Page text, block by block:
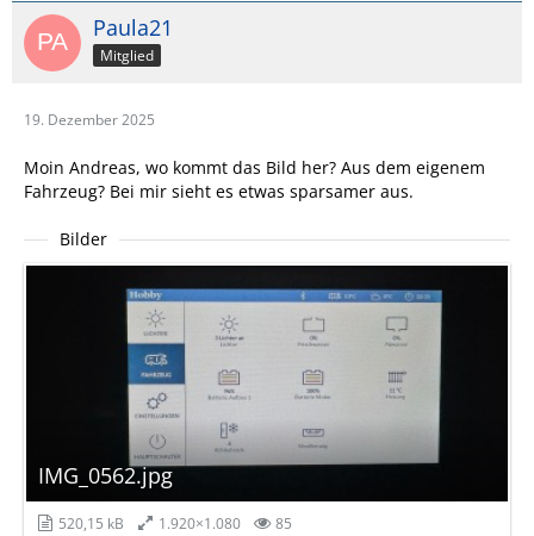
Paula21
Mitglied
19. Dezember 2025
Moin Andreas, wo kommt das Bild her? Aus dem eigenem
Fahrzeug? Bei mir sieht es etwas sparsamer aus.
Bilder
IMG_0562.jpg
520,15 kB 1.920×1.080 85